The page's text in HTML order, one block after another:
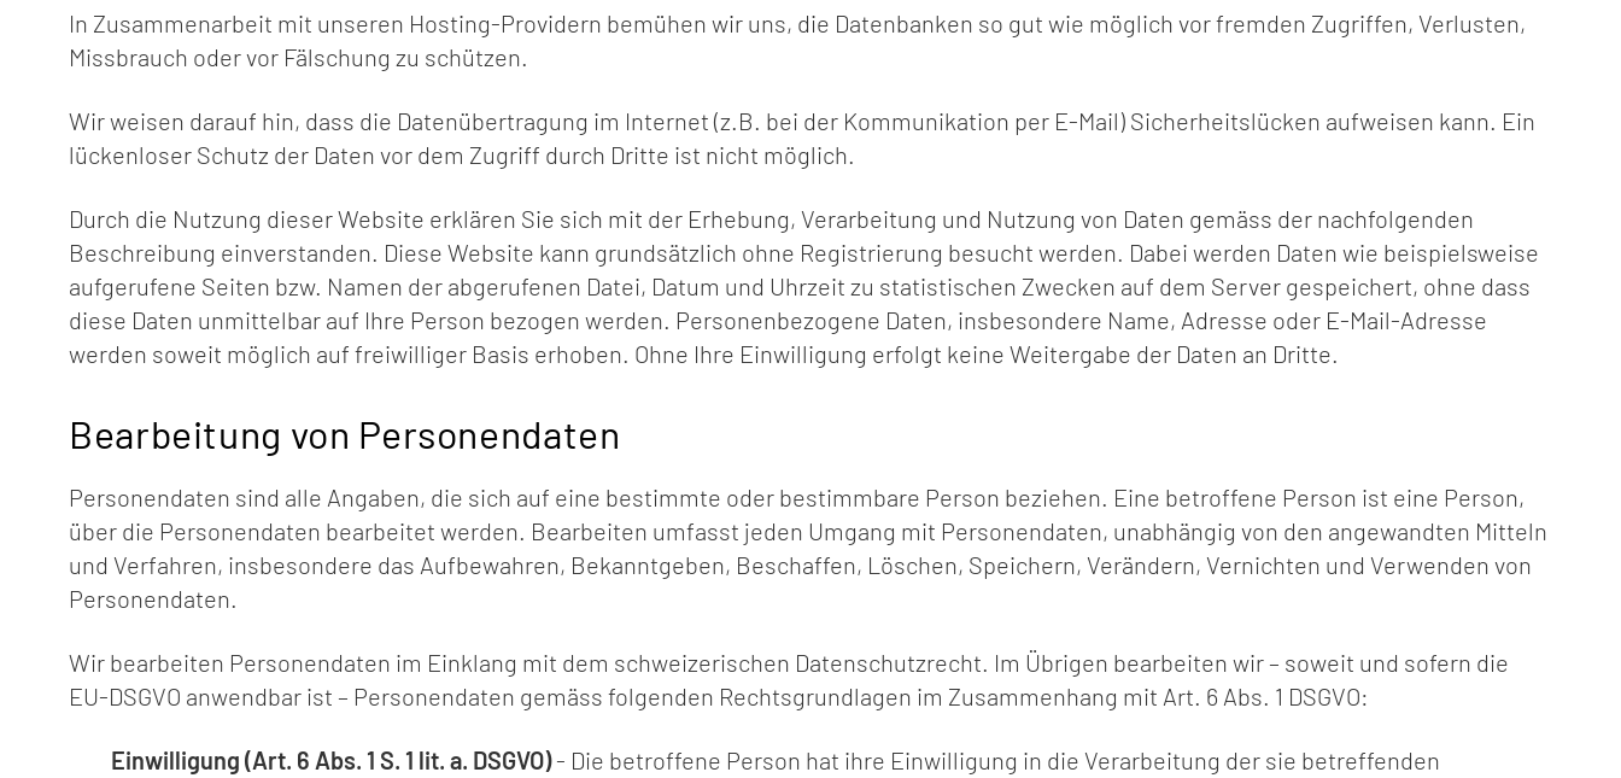
In Zusammenarbeit mit unseren Hosting-Providern bemühen wir uns, die Datenbanken so gut wie möglich vor fremden Zugriffen, Verlusten,
Missbrauch oder vor Fälschung zu schützen.
Wir weisen darauf hin, dass die Datenübertragung im Internet (z.B. bei der Kommunikation per E-Mail) Sicherheitslücken aufweisen kann. Ein
lückenloser Schutz der Daten vor dem Zugriff durch Dritte ist nicht möglich.
Durch die Nutzung dieser Website erklären Sie sich mit der Erhebung, Verarbeitung und Nutzung von Daten gemäss der nachfolgenden
Beschreibung einverstanden. Diese Website kann grundsätzlich ohne Registrierung besucht werden. Dabei werden Daten wie beispielsweise
aufgerufene Seiten bzw. Namen der abgerufenen Datei, Datum und Uhrzeit zu statistischen Zwecken auf dem Server gespeichert, ohne dass
diese Daten unmittelbar auf Ihre Person bezogen werden. Personenbezogene Daten, insbesondere Name, Adresse oder E-Mail-Adresse
werden soweit möglich auf freiwilliger Basis erhoben. Ohne Ihre Einwilligung erfolgt keine Weitergabe der Daten an Dritte.
Bearbeitung von Personendaten
Personendaten sind alle Angaben, die sich auf eine bestimmte oder bestimmbare Person beziehen. Eine betroffene Person ist eine Person,
über die Personendaten bearbeitet werden. Bearbeiten umfasst jeden Umgang mit Personendaten, unabhängig von den angewandten Mitteln
und Verfahren, insbesondere das Aufbewahren, Bekanntgeben, Beschaffen, Löschen, Speichern, Verändern, Vernichten und Verwenden von
Personendaten.
Wir bearbeiten Personendaten im Einklang mit dem schweizerischen Datenschutzrecht. Im Übrigen bearbeiten wir – soweit und sofern die
EU-DSGVO anwendbar ist – Personendaten gemäss folgenden Rechtsgrundlagen im Zusammenhang mit Art. 6 Abs. 1 DSGVO:
Einwilligung (Art. 6 Abs. 1 S. 1 lit. a. DSGVO)- Die betroffene Person hat ihre Einwilligung in die Verarbeitung der sie betreffenden